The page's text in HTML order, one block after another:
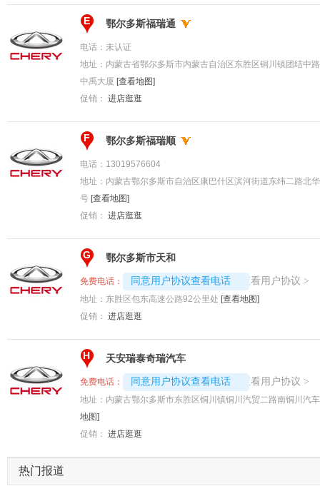
E 鄂尔多斯福瑞通
电话： 未认证
地址： 内蒙古省鄂尔多斯市内蒙古自治区东胜区铜川镇团结中
中禹大厦 [查看地图]
促销： 进店逛逛
F 鄂尔多斯福瑞顺
电话： 13019576604
地址： 内蒙古鄂尔多斯市自治区康巴什区滨河街道东纬二路北
号 [查看地图]
促销： 进店逛逛
G 鄂尔多斯市天和
免费电话： 同意用户协议查看电话
4008192717-1974 查看用户协议 >
地址： 东胜区包东高速公路92公里处 [查看地图]
促销： 进店逛逛
H 天安瑞泰奇瑞汽车
免费电话： 同意用户协议查看电话
4008192696-8287 查看用户协议 >
地址： 内蒙古鄂尔多斯市东胜区铜川镇铜川汽贸二路南铜川汽
地图]
促销： 进店逛逛
热门报道